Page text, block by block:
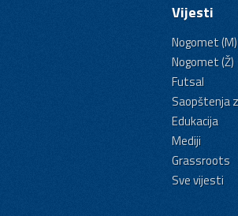
Vijesti
Nogomet (M)
Nogomet (Ž)
Futsal
Saopštenja
Edukacija
Mediji
Grassroots
Sve vijesti